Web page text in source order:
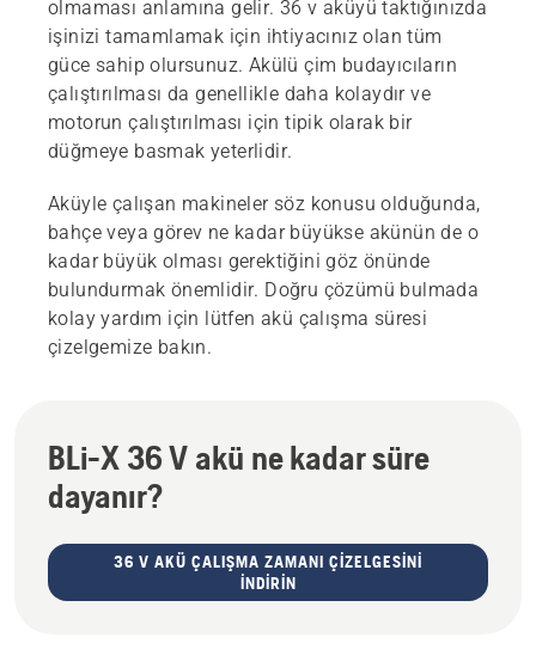
olmaması anlamına gelir. 36 v aküyü taktığınızda
işinizi tamamlamak için ihtiyacınız olan tüm
güce sahip olursunuz. Akülü çim budayıcıların
çalıştırılması da genellikle daha kolaydır ve
motorun çalıştırılması için tipik olarak bir
düğmeye basmak yeterlidir.
Aküyle çalışan makineler söz konusu olduğunda,
bahçe veya görev ne kadar büyükse akünün de o
kadar büyük olması gerektiğini göz önünde
bulundurmak önemlidir. Doğru çözümü bulmada
kolay yardım için lütfen akü çalışma süresi
çizelgemize bakın.
BLi-X 36 V akü ne kadar süre
dayanır?
36 V AKÜ ÇALIŞMA ZAMANI ÇIZELGESINI
INDIRIN